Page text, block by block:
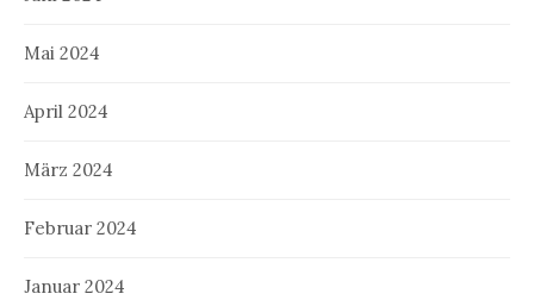
Mai 2024
April 2024
März 2024
Februar 2024
Januar 2024